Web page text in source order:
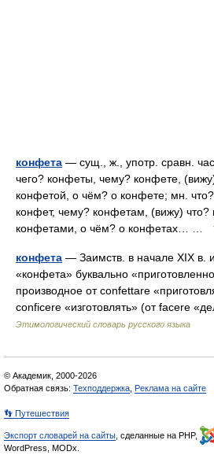
конфета — сущ., ж., употр. сравн.
чего? конфеты, чему? конфете,
конфетой, о чём? о конфете; мн.
конфет, чему? конфетам, (вижу)
конфетами, о чём? о конфетах… …
конфета — Заимств. в начале XIX в.
«конфета» буквально
производное от confettare
conficere «изготовлять» (от facere
Этимологический словарь русского языка
© Академик, 2000-2026
Обратная связь: Техподдержка Реклама на сайте
👣 Путешествия
Экспорт словарей на сайты , сделанные на PHP,
WordPress, MODx.